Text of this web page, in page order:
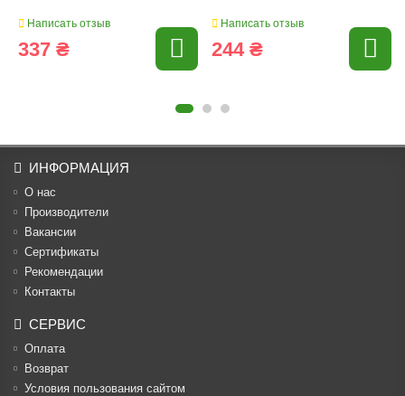
Написать отзыв
337 ₴
Написать отзыв
244 ₴
ИНФОРМАЦИЯ
О нас
Производители
Вакансии
Cертификаты
Рекомендации
Контакты
СЕРВИС
Оплата
Возврат
Условия пользования сайтом